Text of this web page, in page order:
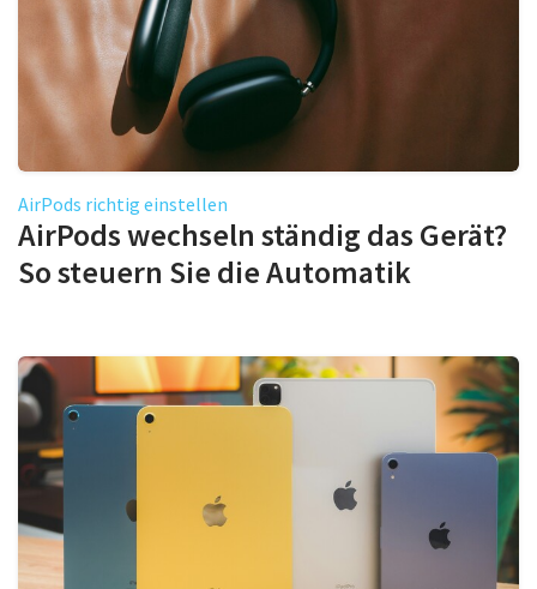
AirPods richtig einstellen
AirPods wechseln ständig das Gerät?
So steuern Sie die Automatik